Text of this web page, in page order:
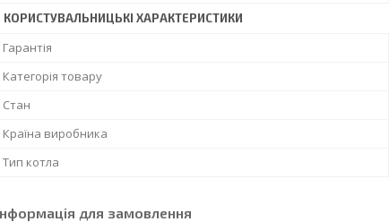
КОРИСТУВАЛЬНИЦЬКІ ХАРАКТЕРИСТИКИ
Гарантія
Категорія товару
Стан
Країна виробника
Тип котла
для замовлення